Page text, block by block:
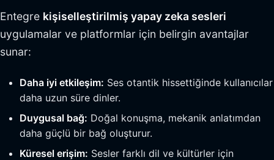
Entegre kişiselleştirilmiş yapay zeka sesleri
uygulamalar ve platformlar için belirgin avantajlar
sunar:
Daha iyi etkileşim: Ses otantik hissettiğinde kullanıcılar
daha uzun süre dinler.
Duygusal bağ: Doğal konuşma, mekanik anlatımdan
daha güçlü bir bağ oluşturur.
Küresel erişim: Sesler farklı dil ve kültürler için